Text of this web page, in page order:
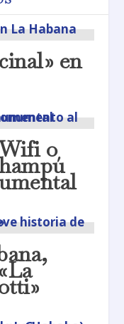
en
o